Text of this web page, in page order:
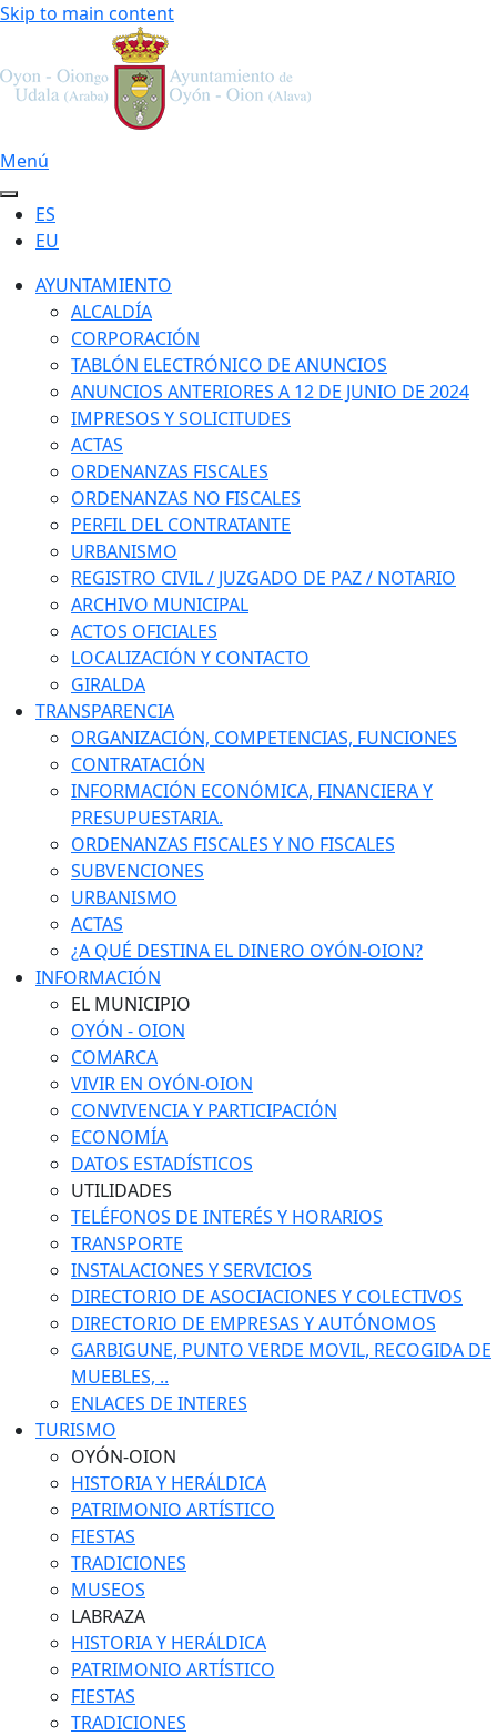
Skip to main content
Menú
ES
EU
AYUNTAMIENTO
ALCALDÍA
CORPORACIÓN
TABLÓN ELECTRÓNICO DE ANUNCIOS
ANUNCIOS ANTERIORES A 12 DE JUNIO DE 2024
IMPRESOS Y SOLICITUDES
ACTAS
ORDENANZAS FISCALES
ORDENANZAS NO FISCALES
PERFIL DEL CONTRATANTE
URBANISMO
REGISTRO CIVIL / JUZGADO DE PAZ / NOTARIO
ARCHIVO MUNICIPAL
ACTOS OFICIALES
LOCALIZACIÓN Y CONTACTO
GIRALDA
TRANSPARENCIA
ORGANIZACIÓN, COMPETENCIAS, FUNCIONES
CONTRATACIÓN
INFORMACIÓN ECONÓMICA, FINANCIERA Y
PRESUPUESTARIA.
ORDENANZAS FISCALES Y NO FISCALES
SUBVENCIONES
URBANISMO
ACTAS
¿A QUÉ DESTINA EL DINERO OYÓN-OION?
INFORMACIÓN
EL MUNICIPIO
OYÓN - OION
COMARCA
VIVIR EN OYÓN-OION
CONVIVENCIA Y PARTICIPACIÓN
ECONOMÍA
DATOS ESTADÍSTICOS
UTILIDADES
TELÉFONOS DE INTERÉS Y HORARIOS
TRANSPORTE
INSTALACIONES Y SERVICIOS
DIRECTORIO DE ASOCIACIONES Y COLECTIVOS
DIRECTORIO DE EMPRESAS Y AUTÓNOMOS
GARBIGUNE, PUNTO VERDE MOVIL, RECOGIDA DE
MUEBLES, ..
ENLACES DE INTERES
TURISMO
OYÓN-OION
HISTORIA Y HERÁLDICA
PATRIMONIO ARTÍSTICO
FIESTAS
TRADICIONES
MUSEOS
LABRAZA
HISTORIA Y HERÁLDICA
PATRIMONIO ARTÍSTICO
FIESTAS
TRADICIONES